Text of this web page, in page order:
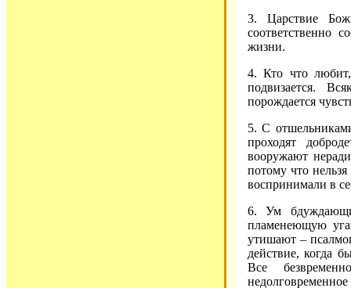
3. Царствие
соответственно
жизни.
4. Кто что
подвизается.
порождается
5. С
проходят
вооружают
потому что
воспринимали в
6. Ум
пламенеющую
утишают –
действие, когда
Все